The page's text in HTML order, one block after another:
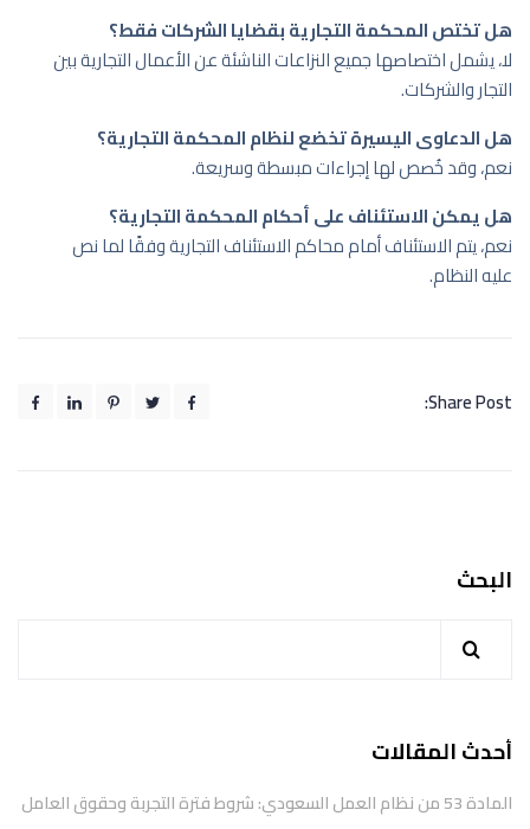
هل تختص المحكمة التجارية بقضايا الشركات فقط؟
لا، يشمل اختصاصها جميع النزاعات الناشئة عن الأعمال التجارية بين
التجار والشركات.
هل الدعاوى اليسيرة تخضع لنظام المحكمة التجارية؟
نعم، وقد خُصص لها إجراءات مبسطة وسريعة.
هل يمكن الاستئناف على أحكام المحكمة التجارية؟
نعم، يتم الاستئناف أمام محاكم الاستئناف التجارية وفقًا لما نص
عليه النظام.
Share Post:
البحث
أحدث المقالات
المادة 53 من نظام العمل السعودي: شروط فترة التجربة وحقوق العامل